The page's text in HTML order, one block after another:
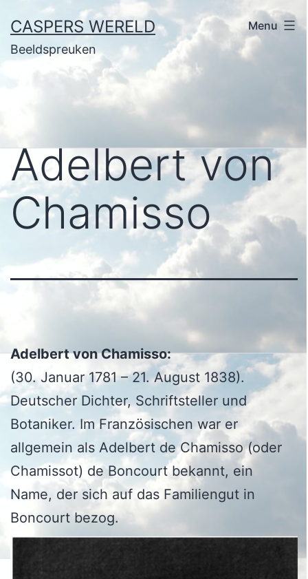
naar
de
CASPERS WERELD
Beeldspreuken
Menu
Adelbert von
Chamisso
Adelbert von Chamisso:
(30. Januar 1781 – 21. August 1838).
Deutscher Dichter, Schriftsteller und
Botaniker. Im Französischen war er
allgemein als Adelbert de Chamisso (oder
Chamissot) de Boncourt bekannt, ein
Name, der sich auf das Familiengut in
Boncourt bezog.